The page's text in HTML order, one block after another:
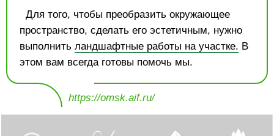
Для того, чтобы преобразить окружающее
пространство, сделать его эстетичным, нужно
выполнить ландшафтные работы на участке. В
этом вам всегда готовы помочь мы.
https://omsk.aif.ru/